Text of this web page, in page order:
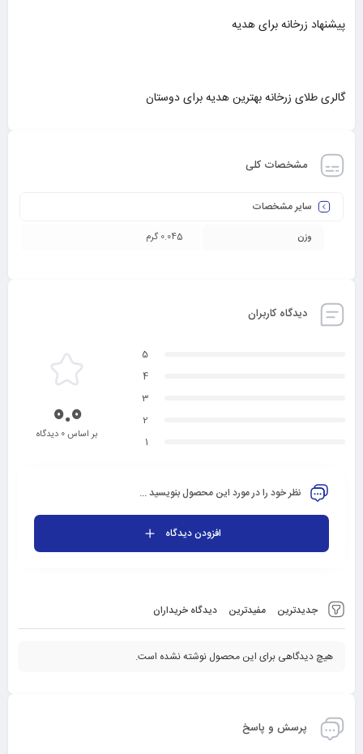
پیشنهاد زرخانه برای هدیه
گالری طلای زرخانه بهترین هدیه برای دوستان
مشخصات کلی
سایر مشخصات
وزن 0.045 گرم
دیدگاه کاربران
جدیدترین مفیدترین دیدگاه خریداران
هیچ دیدگاهی برای این محصول نوشته نشده است.
5
4
3
2
1
0.0بر اساس 0 دیدگاه
نظر خود را در مورد این محصول بنویسید ...
افزودن دیدگاه
پرسش و پاسخ